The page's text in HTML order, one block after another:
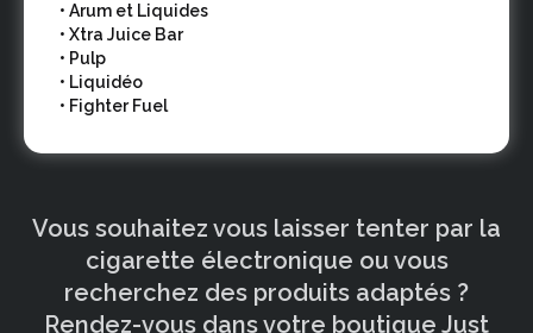
• Arum et Liquides
• Xtra Juice Bar
• Pulp
• Liquidéo
• Fighter Fuel
Vous souhaitez vous laisser tenter par la
cigarette électronique ou vous
recherchez des produits adaptés ?
Rendez-vous dans votre boutique Just